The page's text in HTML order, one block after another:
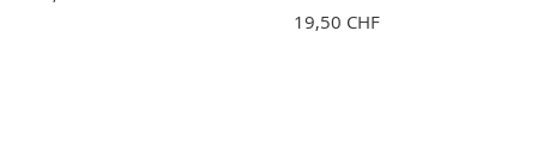
19,50 CHF